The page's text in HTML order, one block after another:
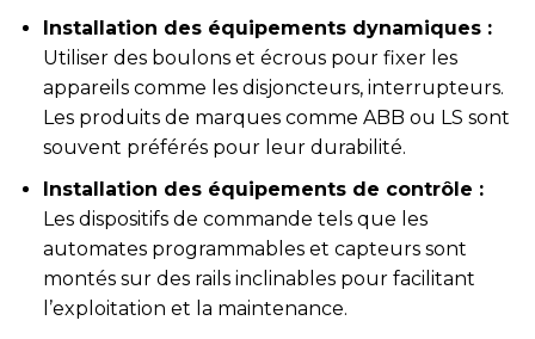
Installation des équipements dynamiques :
Utiliser des boulons et écrous pour fixer les
appareils comme les disjoncteurs, interrupteurs.
Les produits de marques comme ABB ou LS sont
souvent préférés pour leur durabilité.
Installation des équipements de contrôle :
Les dispositifs de commande tels que les
automates programmables et capteurs sont
montés sur des rails inclinables pour facilitant
l’exploitation et la maintenance.